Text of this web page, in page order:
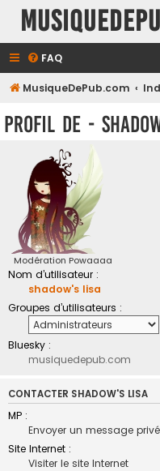
FAQ
MusiqueDePub.com
Profil de -
Modération Powaaaa
Nom d’utilisateur :
shadow's lisa
Groupes d’utilisateurs :
Bluesky :
musiquedepub.com
CONTACTER SHADOW'S LISA
MP :
Envoyer un message privé
Site Internet :
Visiter le site Internet